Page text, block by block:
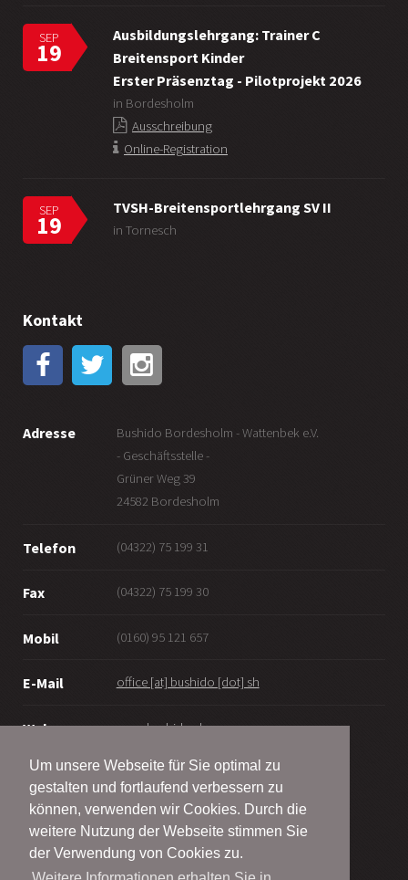
Um unsere Webseite für Sie optimal zu
gestalten und fortlaufend verbessern zu
können, verwenden wir Cookies. Durch die
weitere Nutzung der Webseite stimmen Sie
der Verwendung von Cookies zu.
SEP
19
Ausbildungslehrgang: Trainer C
Breitensport Kinder
Erster Präsenztag - Pilotprojekt 2026
in Bordesholm
Ausschreibung
Online-Registration
SEP
19
TVSH-Breitensportlehrgang SV II
in Tornesch
Kontakt
Adresse
Bushido Bordesholm - Wattenbek e.V.
- Geschäftsstelle -
Grüner Weg 39
24582 Bordesholm
Telefon (04322) 75 199 31
Fax (04322) 75 199 30
Mobil (0160) 95 121 657
E-Mail office [at] bushido [dot] sh
Web www.bushido.sh
© Bushido Bordesholm - Wattenbek e.V.
2001 - 2026